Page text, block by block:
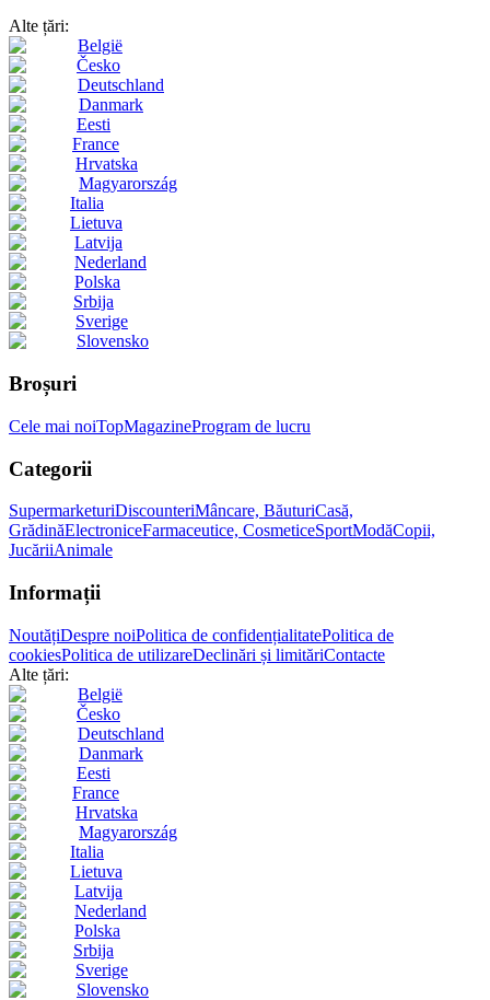
Alte țări:
België
Česko
Deutschland
Danmark
Eesti
France
Hrvatska
Magyarország
Italia
Lietuva
Latvija
Nederland
Polska
Srbija
Sverige
Slovensko
Broșuri
Cele mai noiTopMagazineProgram de lucru
Categorii
SupermarketuriDiscounteriMâncare, BăuturiCasă,
GrădinăElectroniceFarmaceutice, CosmeticeSportModăCopii,
JucăriiAnimale
Informații
NoutățiDespre noiPolitica de confidențialitatePolitica de
cookiesPolitica de utilizareDeclinări și limităriContacte
Alte țări:
België
Česko
Deutschland
Danmark
Eesti
France
Hrvatska
Magyarország
Italia
Lietuva
Latvija
Nederland
Polska
Srbija
Sverige
Slovensko